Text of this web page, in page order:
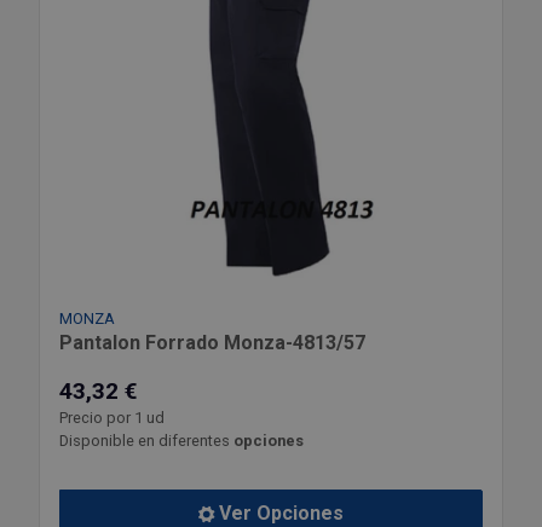
MONZA
Pantalon Forrado Monza-4813/57
43,32 €
Precio por 1 ud
Disponible en diferentes opciones
Ver Opciones